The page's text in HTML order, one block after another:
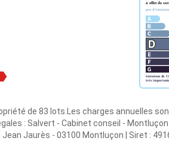
de 83 lots.Les charges annuelles
: Salvert - Cabinet conseil - Montluçon |
Jaurès - 03100 Montluçon | Siret :